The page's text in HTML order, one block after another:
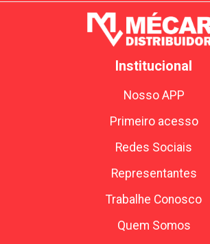
Institucional
Nosso APP
Primeiro acesso
Redes Sociais
Representantes
Trabalhe Conosco
Quem Somos